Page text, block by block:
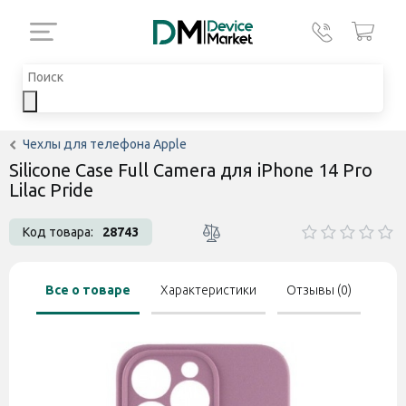
Чехлы для телефона Apple
Silicone Case Full Camera для iPhone 14 Pro
Lilac Pride
Код товара: 28743
Все о товаре Характеристики Отзывы (0)